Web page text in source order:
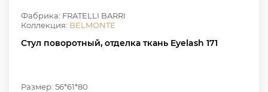
Фабрика: FRATELLI BARRI
Коллекция: BELMONTE
Стул поворотный, отделка ткань Eyelash 171
Размер: 56*61*80